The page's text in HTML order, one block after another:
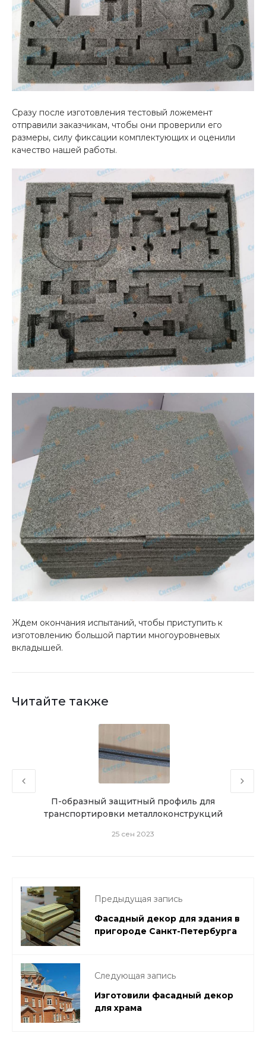
Сразу после изготовления тестовый ложемент
отправили заказчикам, чтобы они проверили его
размеры, силу фиксации комплектующих и оценили
качество нашей работы.
Ждем окончания испытаний, чтобы приступить к
изготовлению большой партии многоуровневых
вкладышей.
Читайте также
П-образный защитный профиль для
транспортировки металлоконструкций
25 сен 2023
Предыдущая запись
Фасадный декор для здания в
пригороде Санкт-Петербурга
Следующая запись
Изготовили фасадный декор
для храма